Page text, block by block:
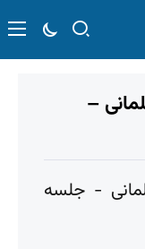
–
- جلسه